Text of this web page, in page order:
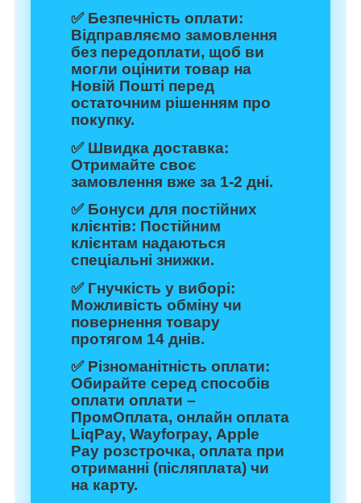
✅ Безпечність оплати:
Відправляємо замовлення
без передоплати, щоб ви
могли оцінити товар на
Новій Пошті перед
остаточним рішенням про
покупку.
✅ Швидка доставка:
Отримайте своє
замовлення вже за 1-2 дні.
✅ Бонуси для постійних
клієнтів: Постійним
клієнтам надаються
спеціальні знижки.
✅ Гнучкість у виборі:
Можливість обміну чи
повернення товару
протягом 14 днів.
✅ Різноманітність оплати:
Обирайте серед способів
оплати оплати –
ПромОплата, онлайн оплата
LiqPay, Wayforpay, Apple
Pay розстрочка, оплата при
отриманні (післяплата) чи
на карту.